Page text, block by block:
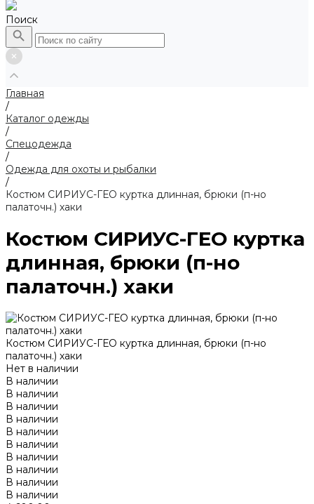
Поиск
Главная
/
Каталог одежды
/
Спецодежда
/
Одежда для охоты и рыбалки
/
Костюм СИРИУС-ГЕО куртка длинная, брюки (п-но
палаточн.) хаки
Костюм СИРИУС-ГЕО куртка
длинная, брюки (п-но
палаточн.) хаки
Костюм СИРИУС-ГЕО куртка длинная, брюки (п-но
палаточн.) хаки
Нет в наличии
В наличии
В наличии
В наличии
В наличии
В наличии
В наличии
В наличии
В наличии
В наличии
В наличии